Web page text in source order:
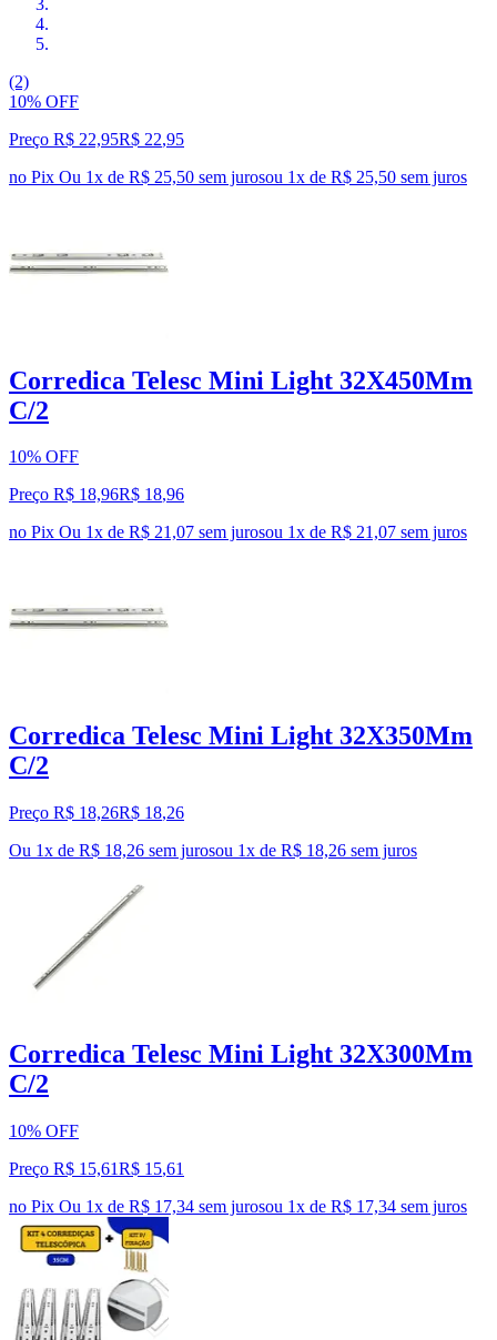
(2)
10% OFF
Preço R$ 22,95R$ 22,95
no Pix Ou 1x de R$ 25,50 sem jurosou 1x de R$ 25,50 sem juros
Corredica Telesc Mini Light 32X450Mm
C/2
10% OFF
Preço R$ 18,96R$ 18,96
no Pix Ou 1x de R$ 21,07 sem jurosou 1x de R$ 21,07 sem juros
Corredica Telesc Mini Light 32X350Mm
C/2
Preço R$ 18,26R$ 18,26
Ou 1x de R$ 18,26 sem jurosou 1x de R$ 18,26 sem juros
Corredica Telesc Mini Light 32X300Mm
C/2
10% OFF
Preço R$ 15,61R$ 15,61
no Pix Ou 1x de R$ 17,34 sem jurosou 1x de R$ 17,34 sem juros